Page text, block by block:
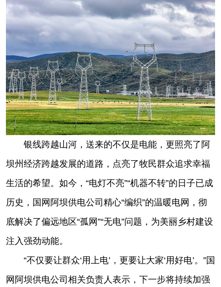
银线跨越山河，送来的不仅是电能，更照亮了阿
坝州经济跨越发展的道路，点亮了牧民群众追求幸福
生活的希望。如今，“电灯不亮”“机器不转”的日子已成
历史，国网阿坝供电公司精心“编织”的温暖电网，彻
底解决了偏远地区“孤网”“无电”问题，为美丽乡村建设
注入强劲动能。
“不仅要让群众‘用上电’，更要让大家‘用好电’。”国
网阿坝供电公司相关负责人表示，下一步将持续加强